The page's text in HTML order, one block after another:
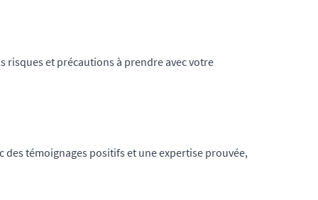
risques et précautions à prendre avec votre
témoignages positifs et une expertise prouvée,